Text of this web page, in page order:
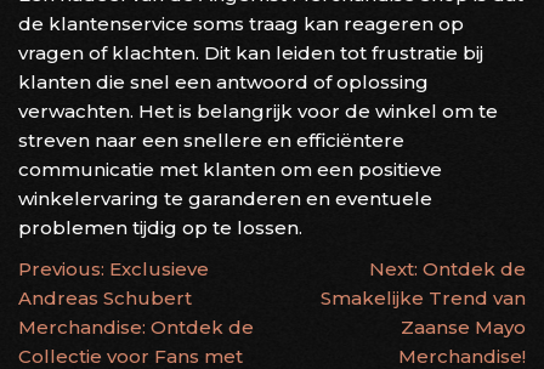
de klantenservice soms traag kan reageren op
vragen of klachten. Dit kan leiden tot frustratie bij
klanten die snel een antwoord of oplossing
verwachten. Het is belangrijk voor de winkel om te
streven naar een snellere en efficiëntere
communicatie met klanten om een positieve
winkelervaring te garanderen en eventuele
problemen tijdig op te lossen.
BERICHTNAVIGATIE
Previous: Exclusieve
Andreas Schubert
Merchandise: Ontdek de
Collectie voor Fans met
Next: Ontdek de
Smakelijke Trend van
Zaanse Mayo
Merchandise!